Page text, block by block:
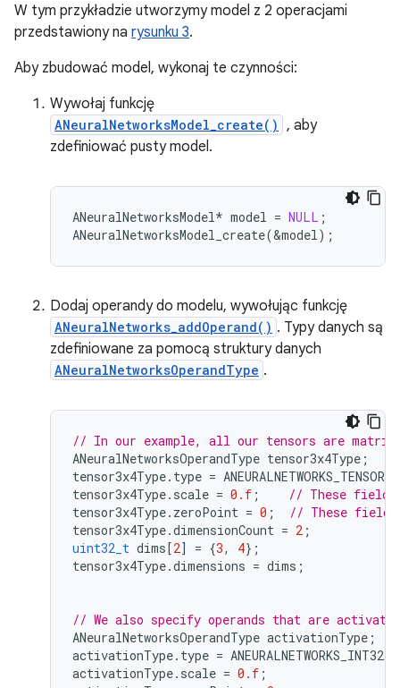
W tym przykładzie utworzymy model z 2 operacjami
przedstawiony na rysunku 3.
Aby zbudować model, wykonaj te czynności:
Wywołaj funkcję
ANeuralNetworksModel_create()
, aby
zdefiniować pusty model.
ANeuralNetworksModel* model = NULL ;
ANeuralNetworksModel_create(&model);
Dodaj operandy do modelu, wywołując funkcję
ANeuralNetworks_addOperand() . Typy danych są
zdefiniowane za pomocą struktury danych
ANeuralNetworksOperandType .
// In our example, all our tensors are
ANeuralNetworksOperandType tensor3x4Type ;
tensor3x4Type. type =
tensor3x4Type. scale = 0.f ;
// These fields
tensor3x4Type. zeroPoint = 0 ;
// These fields
tensor3x4Type.dimensionCount = 2 ;
uint32_t dims[2] = {3, 4};
tensor3x4Type.dimensions = dims ;
// We also specify operands that are
ANeuralNetworksOperandType activationType ;
activationType. type = ANEURALNETWORKS_INT32
activationType. scale = 0.f ;